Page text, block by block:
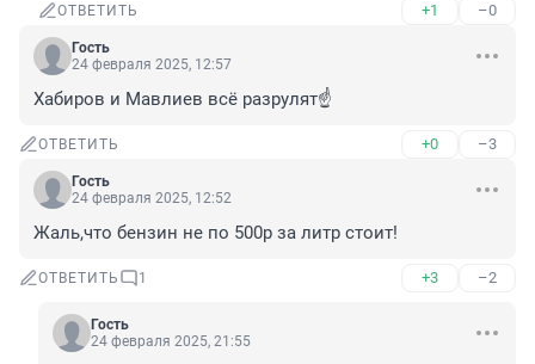
ОТВЕТИТЬ +1 –0
Гость
24 февраля 2025, 12:57
Хабиров и Мавлиев всё разрулят☝️
ОТВЕТИТЬ +0 –3
Гость
24 февраля 2025, 12:52
Жаль,что бензин не по 500р за литр стоит!
ОТВЕТИТЬ 1 +3 –2
Гость
24 февраля 2025, 21:55